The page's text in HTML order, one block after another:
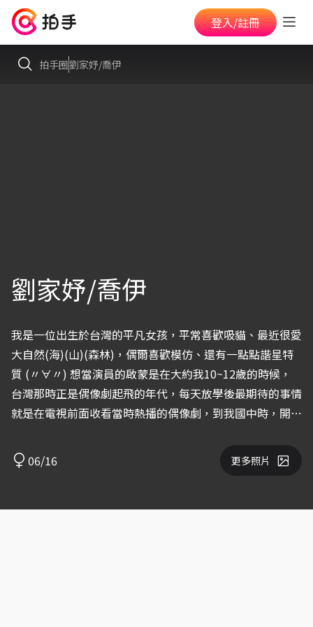
登入/註冊
拍手圈劉家妤/喬伊
劉家妤/喬伊
我是一位出生於台灣的平凡女孩，平常喜歡吸貓、最近很愛
大自然(海)(山)(森林)，偶爾喜歡模仿、還有一點點諧星特
質 (〃∀〃) 想當演員的啟蒙是在大約我10~12歲的時候，
台灣那時正是偶像劇起飛的年代，每天放學後最期待的事情
就是在電視前面收看當時熱播的偶像劇，到我國中時，開始
反對我就讀演藝系，而那時台灣也很少除了學校之外的私人
演戲課程。 喜歡表演喜歡舞台的夢想我一直放在心裡，我
´∀`)~♥ 2021我報名了在網路上報名了演戲課程，學習演
06/16 更多照片